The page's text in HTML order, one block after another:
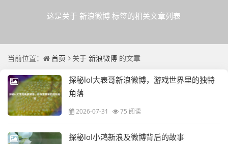
这是关于 新浪微博 标签的相关文章列表
当前位置： 首页 关于 新浪微博 的文章
探秘lol大表哥新浪微博，游戏世界里的独特
角落
2026-07-31 75 阅读
探秘lol小鸿新浪及微博背后的故事